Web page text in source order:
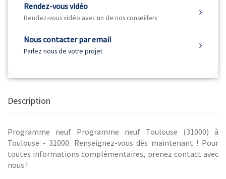
Rendez-vous vidéo
Rendez-vous vidéo avec un de nos conseillers
Nous contacter par email
Parlez nous de votre projet
Description
Programme neuf Programme neuf Toulouse (31000) à
Toulouse - 31000. Renseignez-vous dès maintenant ! Pour
toutes informations complémentaires, prenez contact avec
nous !